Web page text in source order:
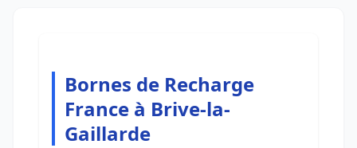
Bornes de Recharge
France à Brive-la-
Gaillarde